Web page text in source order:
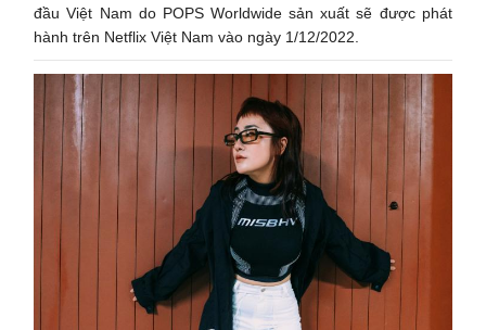
đầu Việt Nam do POPS Worldwide sản xuất sẽ được phát
hành trên Netflix Việt Nam vào ngày 1/12/2022.